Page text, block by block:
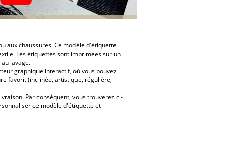
aux chaussures. Ce modèle d'étiquette
Les étiquettes sont imprimées sur un
lavage.
graphique interactif, où vous pouvez
favorit (inclinée, artistique, régulière,
Par conséquent, vous trouverez ci-
ce modèle d'étiquette et